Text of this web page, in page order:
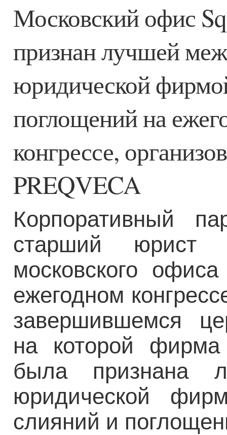
Московский офис
признан лучшей
юридической
поглощений на
конгрессе,
PREQVECA
Корпоративный
старший юрист
московского
ежегодном
завершившемся
на которой фирма
была признана
юридической
слияний и